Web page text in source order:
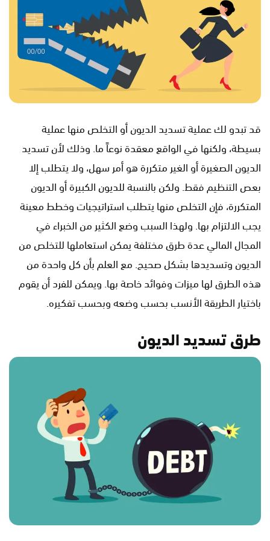
قد تبدو لك عملية تسديد الديون أو التخلص منها عملية
بسيطة، ولكنها في الواقع معقدة نوعاً ما. وذلك لأن تسديد
الديون الصغيرة أو الغير متكررة هو أمر سهل، ولا يتطلب إلا
بعص التنظيم فقط. ولكن بالنسبة للديون الكبيرة أو الديون
المتكررة، فإن التخلص منها يتطلب استراتيجيات وخطط معينة
يجب الالتزام بها. ولهذا السبب وضع الكثير من الخبراء في
المجال المالي عدة طرق مختلفة يمكن استعاملها للتخلص من
الديون وتسديدها بشكل صحيح. مع العلم بأن كل واحدة من
هذه الطرق لها ميزات وفوائد خاصة بها. ويمكن للفرد أن يقوم
باختيار الطريقة الأنسب بحسب وضعه وبحسب تفكيره.
طرق تسديد الديون